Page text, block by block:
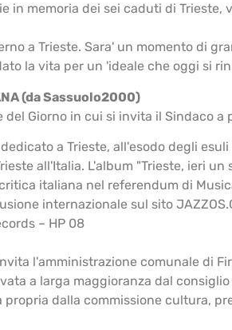
in memoria dei sei caduti di
a Trieste. Sara' un momento di
la vita per un 'ideale che oggi si
(da Sassuolo2000)
Giorno in cui si invita il Sindaco
a Trieste, all'esodo degli
all'Italia. L'album "Trieste, ieri
italiana nel referendum di
internazionale sul sito
– HP 08
l'amministrazione comunale di
a larga maggioranza dal
dalla commissione cultura,